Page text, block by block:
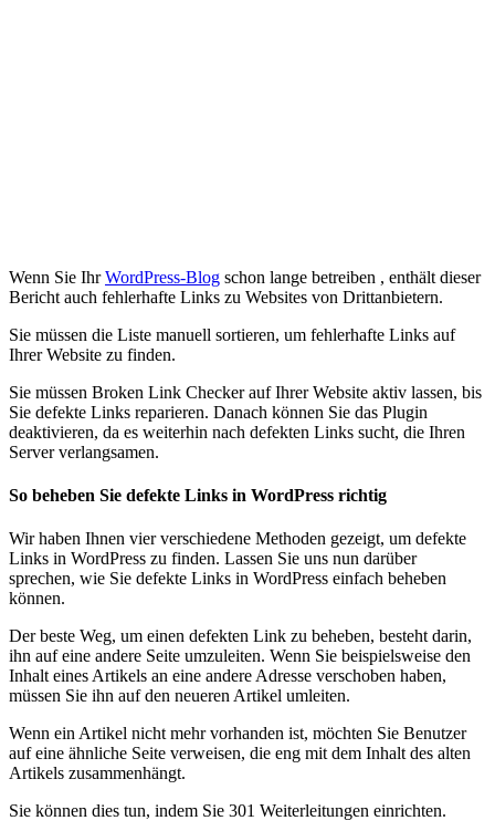
Wenn Sie IhrWordPress-Blog schon lange betreiben , enthält dieser
Bericht auch fehlerhafte Links zu Websites von Drittanbietern.
Sie müssen die Liste manuell sortieren, um fehlerhafte Links auf
Ihrer Website zu finden.
Sie müssen Broken Link Checker auf Ihrer Website aktiv lassen, bis
Sie defekte Links reparieren. Danach können Sie das Plugin
deaktivieren, da es weiterhin nach defekten Links sucht, die Ihren
Server verlangsamen.
So beheben Sie defekte Links in WordPress richtig
Wir haben Ihnen vier verschiedene Methoden gezeigt, um defekte
Links in WordPress zu finden. Lassen Sie uns nun darüber
sprechen, wie Sie defekte Links in WordPress einfach beheben
können.
Der beste Weg, um einen defekten Link zu beheben, besteht darin,
ihn auf eine andere Seite umzuleiten. Wenn Sie beispielsweise den
Inhalt eines Artikels an eine andere Adresse verschoben haben,
müssen Sie ihn auf den neueren Artikel umleiten.
Wenn ein Artikel nicht mehr vorhanden ist, möchten Sie Benutzer
auf eine ähnliche Seite verweisen, die eng mit dem Inhalt des alten
Artikels zusammenhängt.
Sie können dies tun, indem Sie 301 Weiterleitungen einrichten.